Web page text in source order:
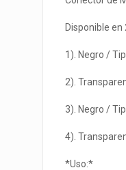
Disponible
1). Negro /
2).
3). Negro /
4).
*Uso:*